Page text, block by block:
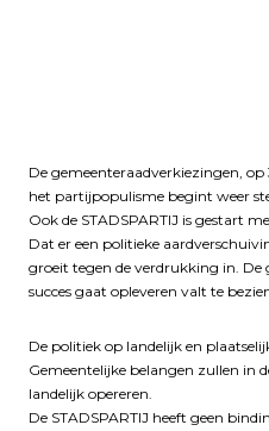
De gemeenteraadverkiezingen,
het partijpopulisme begint weer
Ook de STADSPARTIJ is gestart
Dat er een politieke
groeit tegen de verdrukking in. De
succes gaat opleveren valt te
De politiek op landelijk en
Gemeentelijke belangen zullen in
landelijk opereren.
De STADSPARTIJ heeft geen